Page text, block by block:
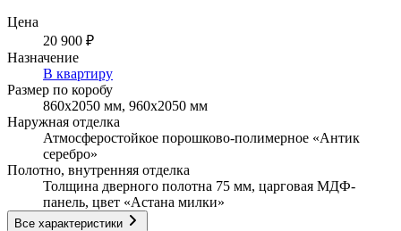
Цена
20 900 ₽
Назначение
В квартиру
Размер по коробу
860х2050 мм, 960х2050 мм
Наружная отделка
Атмосферостойкое порошково-полимерное «Антик
серебро»
Полотно, внутренняя отделка
Толщина дверного полотна 75 мм, царговая МДФ-
панель, цвет «Астана милки»
Все характеристики